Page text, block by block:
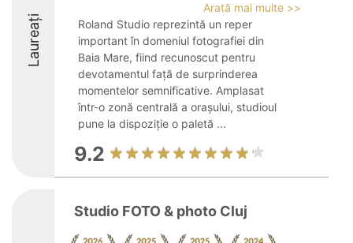
Laureați
Arată mai multe >>
Roland Studio reprezintă un reper
important în domeniul fotografiei din
Baia Mare, fiind recunoscut pentru
devotamentul față de surprinderea
momentelor semnificative. Amplasat
într-o zonă centrală a orașului, studioul
pune la dispoziție o paletă ...
9.2
Studio FOTO & photo Cluj